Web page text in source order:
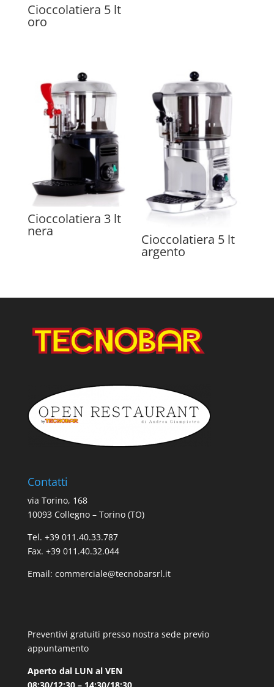
Cioccolatiera 5 lt
oro
Cioccolatiera 3 lt
nera
Cioccolatiera 5 lt
argento
Contatti
via Torino, 168
10093 Collegno – Torino (TO)
Tel. +39 011.40.33.787
Fax. +39 011.40.32.044
Email: commerciale@tecnobarsrl.it
Preventivi gratuiti presso nostra sede previo
appuntamento
Aperto dal LUN al VEN